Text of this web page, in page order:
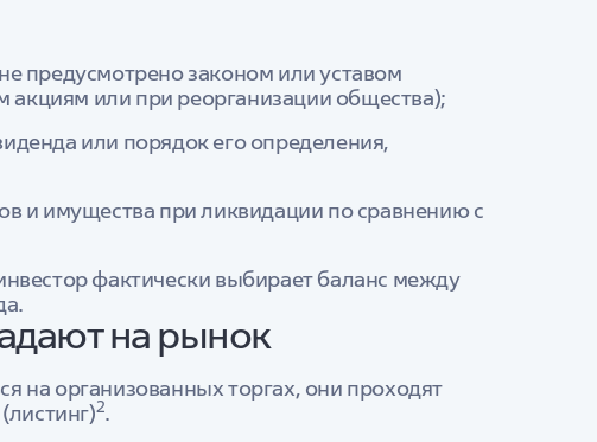
предусмотрено законом или уставом
или при реорганизации общества);
или порядок его определения,
и имущества при ликвидации по сравнению с
фактически выбирает баланс между
на рынок
на организованных торгах, они проходят
2.